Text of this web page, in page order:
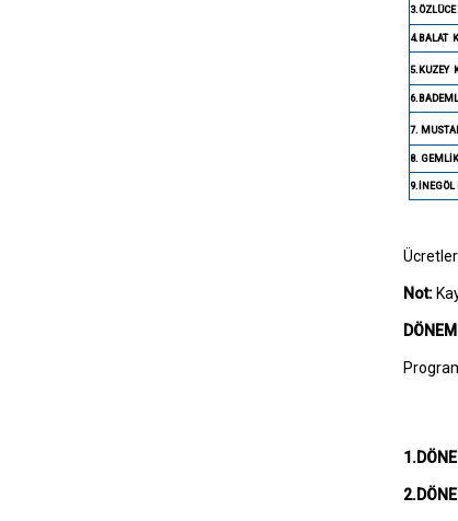
4.BALAT
5.KUZEY
7.
8.
9.İNEGÖL
Not:
1.
2.